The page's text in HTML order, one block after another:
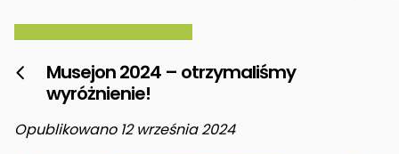

Musejon 2024 – otrzymaliśmy
wyróżnienie!
Opublikowano 12 września 2024